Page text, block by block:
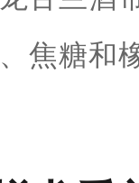
焦糖和